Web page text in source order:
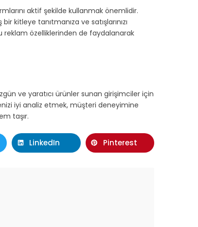
aktif şekilde kullanmak önemlidir.
kitleye tanıtmanıza ve satışlarınızı
reklam özelliklerinden de faydalanarak
ve yaratıcı ürünler sunan girişimciler için
iyi analiz etmek, müşteri deneyimine
taşır.
LinkedIn Pinterest